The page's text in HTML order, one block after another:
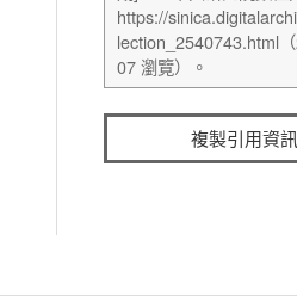
複製引用資訊